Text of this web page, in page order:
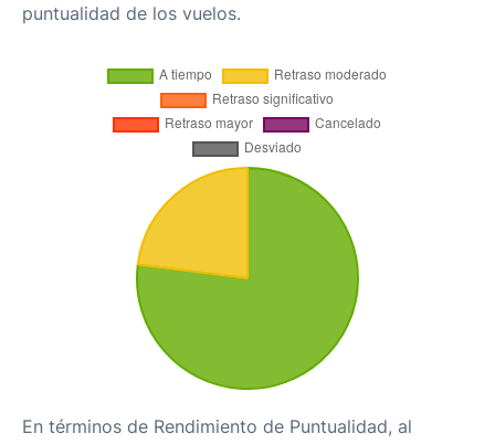
puntualidad de los vuelos.
En términos de Rendimiento de Puntualidad, al